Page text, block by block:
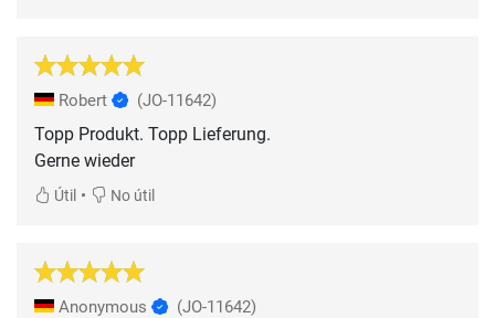
Robert (JO-11642)
Topp Produkt. Topp Lieferung.
Gerne wieder
Útil • No útil
Anonymous (JO-11642)